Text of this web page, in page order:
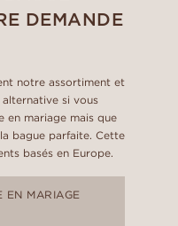
DEMANDE
notre assortiment et
si vous
en mariage mais que
bague parfaite. Cette
basés en Europe.
EN MARIAGE